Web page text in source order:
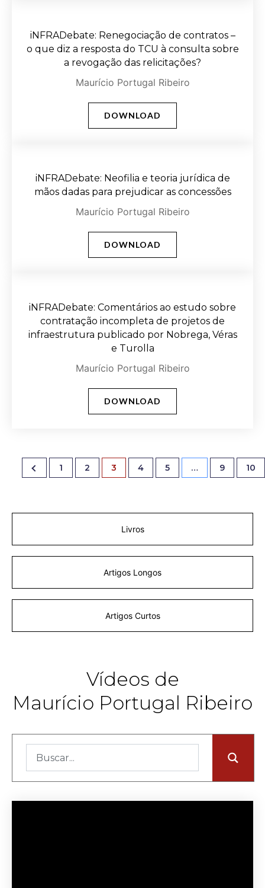
Livros
Artigos Longos
Artigos Curtos
iNFRADebate: Renegociação de contratos –
o que diz a resposta do TCU à consulta sobre
a revogação das relicitações?
Maurício Portugal Ribeiro
DOWNLOAD
iNFRADebate: Neofilia e teoria jurídica de
mãos dadas para prejudicar as concessões
Maurício Portugal Ribeiro
DOWNLOAD
iNFRADebate: Comentários ao estudo sobre
contratação incompleta de projetos de
infraestrutura publicado por Nobrega, Véras
e Turolla
Maurício Portugal Ribeiro
DOWNLOAD
1 2 3 4 5 … 9 10
Vídeos de
Maurício Portugal Ribeiro